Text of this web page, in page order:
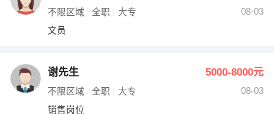
不限区域 全职 大专
08-03
文员
谢先生 5000-8000元
不限区域 全职 大专
08-03
销售岗位